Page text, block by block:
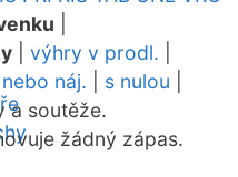
výhry v prodl.
náj. s nulou
a soutěže.
žádný zápas.